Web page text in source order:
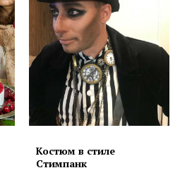
Костюм в стиле
Стимпанк